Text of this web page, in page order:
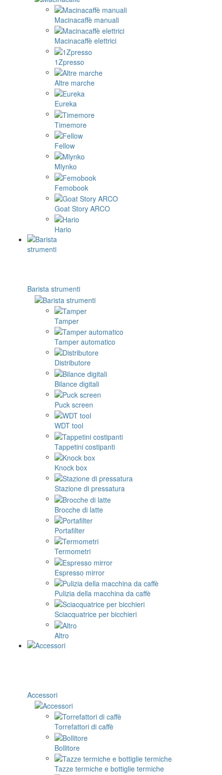
Macinacaffè manuali
Macinacaffè elettrici
1Zpresso
Altre marche
Eureka
Timemore
Fellow
Mlynko
Femobook
Goat Story ARCO
Hario
Barista strumenti
Tamper
Tamper automatico
Distributore
Bilance digitali
Puck screen
WDT tool
Tappetini costipanti
Knock box
Stazione di pressatura
Brocche di latte
Portafilter
Termometri
Espresso mirror
Pulizia della macchina da caffè
Sciacquatrice per bicchieri
Altro
Accessori
Torrefattori di caffè
Bollitore
Tazze termiche e bottiglie termiche